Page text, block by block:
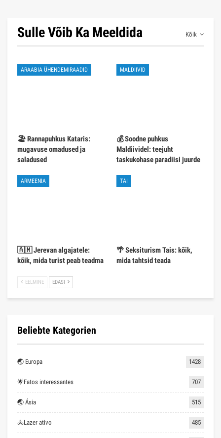
Kõik
Sulle Võib Ka Meeldida
ARAABIA ÜHENDEMIRAADID
🏖️ Rannapuhkus Kataris:
mugavuse omadused ja
saladused
MALDIIVID
💰 Soodne puhkus
Maldiividel: teejuht
taskukohase paradiisi juurde
ARMEENIA
🇦🇲 Jerevan algajatele:
kõik, mida turist peab teadma
TAI
🌴 Seksiturism Tais: kõik,
mida tahtsid teada
EELMINE EDASI
Beliebte Kategorien
🌏 Europa 1428
🌟Fatos interessantes 707
🌏 Ásia 515
🚴Lazer ativo 485